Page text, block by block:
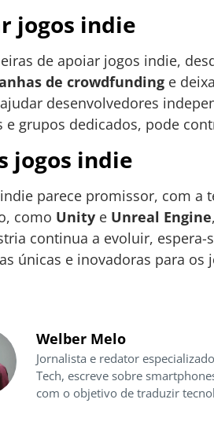
jogos indie
de apoiar jogos indie,
de crowdfunding e
desenvolvedores
grupos dedicados, pode
jogos indie
parece promissor, com a
como Unity e Unreal Engine
continua a evoluir,
únicas e inovadoras para os
Welber Melo
Jornalista e redator
Tech, escreve sobre
com o objetivo de traduzir